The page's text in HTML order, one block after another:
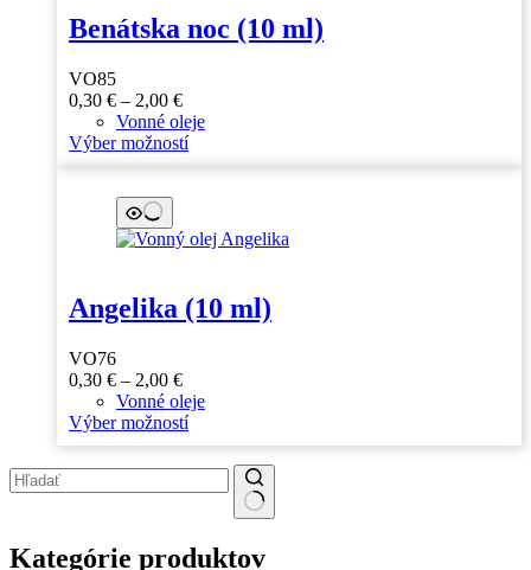
Benátska noc (10 ml)
VO85
0,30 € – 2,00 €Price
range:
0,30 €
through
Vonné oleje
Výber možnostíTento
produkt
Možnosti
vybrať
Angelika (10 ml)
VO76
0,30 € – 2,00 €Price
range:
0,30 €
through
2,00 €
Vonné oleje
Výber možnostíTento
produkt
má
variantov.
si
results
Kategórie produktov